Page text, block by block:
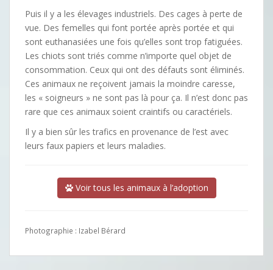
Puis il y a les élevages industriels. Des cages à perte de
vue. Des femelles qui font portée après portée et qui
sont euthanasiées une fois qu’elles sont trop fatiguées.
Les chiots sont triés comme n’importe quel objet de
consommation. Ceux qui ont des défauts sont éliminés.
Ces animaux ne reçoivent jamais la moindre caresse,
les « soigneurs » ne sont pas là pour ça. Il n’est donc pas
rare que ces animaux soient craintifs ou caractériels.
Il y a bien sûr les trafics en provenance de l’est avec
leurs faux papiers et leurs maladies.
Voir tous les animaux à l’adoption
Photographie : Izabel Bérard